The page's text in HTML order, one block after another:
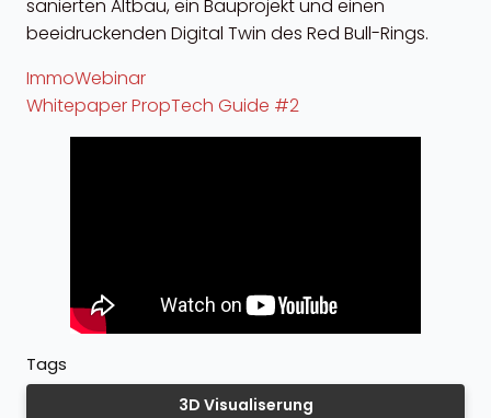
sanierten Altbau, ein Bauprojekt und einen
beeidruckenden Digital Twin des Red Bull-Rings.
ImmoWebinar
Whitepaper PropTech Guide #2
Tags
3D Visualiserung